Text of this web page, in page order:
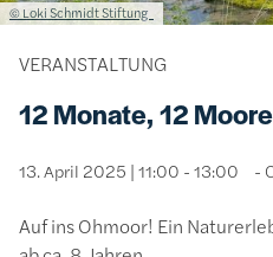
Lizenzinformationen einschließlich
© Loki Schmidt Stiftung
VERANSTALTUNG
12 Monate, 12
13. April 2025 | 11:00 - 13:00
Auf ins Ohmoor! Ein